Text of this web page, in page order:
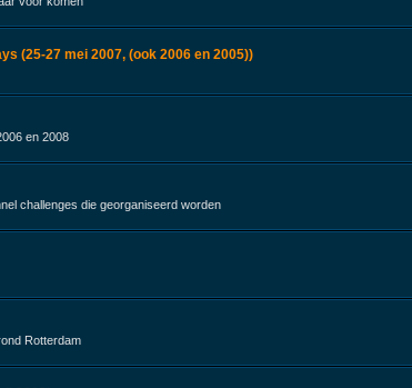
(25-27 mei 2007, (ook 2006 en 2005))
en 2008
challenges die georganiseerd worden
Rotterdam